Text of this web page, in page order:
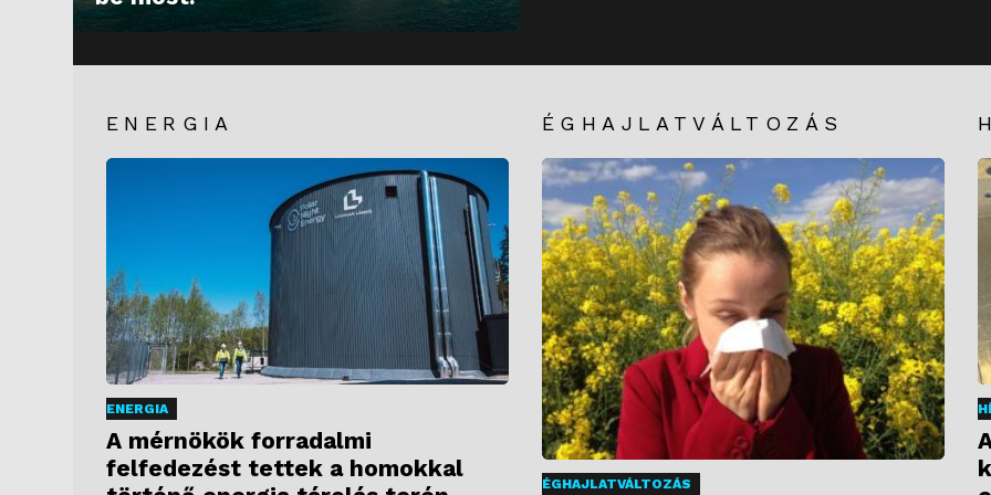
ENERGIA
ENERGIA
A mérnökök forradalmi
felfedezést tettek a homokkal
ÉGHAJLATVÁLTOZÁS
ÉGHAJLATVÁLTOZÁS